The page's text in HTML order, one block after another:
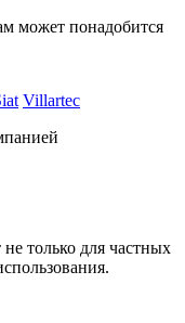
может понадобится
Villartec
только для частных